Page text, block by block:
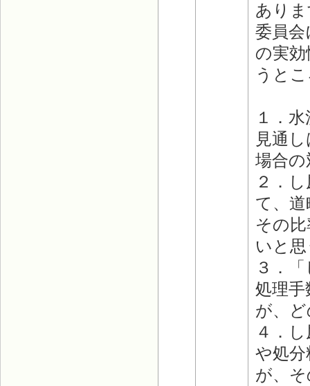
あり
委員
の実
うと
１．
見通
場合
２．
て、
その
いと
３．
処理
が、
４．
や処
が、